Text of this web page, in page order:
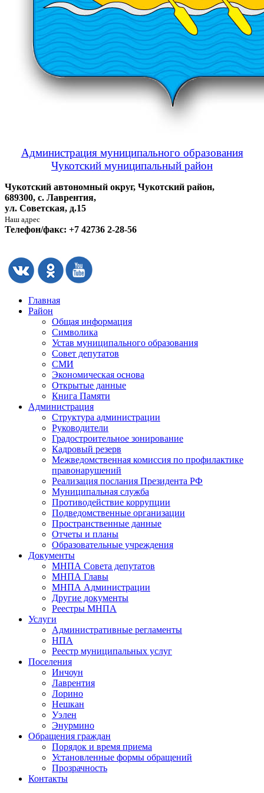
Администрация муниципального образования
Чукотский муниципальный район
Чукотский автономный округ, Чукотский район,
689300, с. Лаврентия,
ул. Советская, д.15
Наш адрес
Телефон/факс: +7 42736 2-28-56
Главная
Район
Общая информация
Символика
Устав муниципального образования
Совет депутатов
СМИ
Экономическая основа
Открытые данные
Книга Памяти
Администрация
Структура администрации
Руководители
Градостроительное зонирование
Кадровый резерв
Межведомственная комиссия по профилактике
правонарушений
Реализация послания Президента РФ
Муниципальная служба
Противодействие коррупции
Подведомственные организации
Пространственные данные
Отчеты и планы
Образовательные учреждения
Документы
МНПА Совета депутатов
МНПА Главы
МНПА Администрации
Другие документы
Реестры МНПА
Услуги
Административные регламенты
НПА
Реестр муниципальных услуг
Поселения
Инчоун
Лаврентия
Лорино
Нешкан
Уэлен
Энурмино
Обращения граждан
Порядок и время приема
Установленные формы обращений
Прозрачность
Контакты